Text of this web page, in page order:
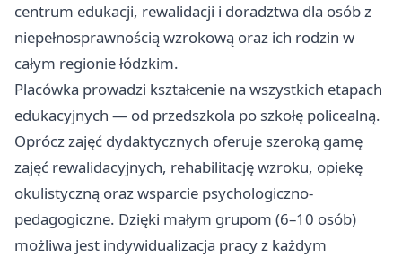
centrum edukacji, rewalidacji i doradztwa dla osób z
niepełnosprawnością wzrokową oraz ich rodzin w
całym regionie łódzkim.
Placówka prowadzi kształcenie na wszystkich etapach
edukacyjnych — od przedszkola po szkołę policealną.
Oprócz zajęć dydaktycznych oferuje szeroką gamę
zajęć rewalidacyjnych, rehabilitację wzroku, opiekę
okulistyczną oraz wsparcie psychologiczno-
pedagogiczne. Dzięki małym grupom (6–10 osób)
możliwa jest indywidualizacja pracy z każdym